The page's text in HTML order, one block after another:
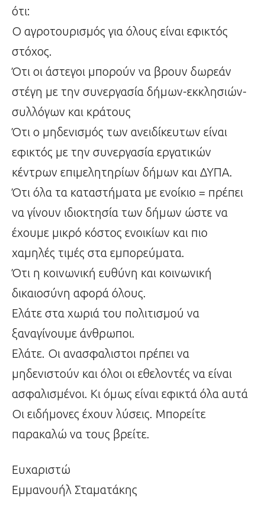
ότι:
Ο αγροτουρισμός για όλους είναι εφικτός
στόχος.
Ότι οι άστεγοι μπορούν να βρουν δωρεάν
στέγη με την συνεργασία δήμων-εκκλησιών-
συλλόγων και κράτους
Ότι ο μηδενισμός των ανειδίκευτων είναι
εφικτός με την συνεργασία εργατικών
κέντρων επιμελητηρίων δήμων και ΔΥΠΑ.
Ότι όλα τα καταστήματα με ενοίκιο = πρέπει
να γίνουν ιδιοκτησία των δήμων ώστε να
έχουμε μικρό κόστος ενοικίων και πιο
χαμηλές τιμές στα εμπορεύματα.
Ότι η κοινωνική ευθύνη και κοινωνική
δικαιοσύνη αφορά όλους.
Ελάτε στα χωριά του πολιτισμού να
ξαναγίνουμε άνθρωποι.
Ελάτε. Οι ανασφαλιστοι πρέπει να
μηδενιστούν και όλοι οι εθελοντές να είναι
ασφαλισμένοι. Κι όμως είναι εφικτά όλα αυτά
Οι ειδήμονες έχουν λύσεις. Μπορείτε
παρακαλώ να τους βρείτε.
Ευχαριστώ
Εμμανουήλ Σταματάκης